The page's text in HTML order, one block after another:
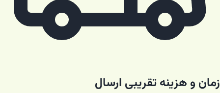
زمان و هزینه تقریبی ارسال